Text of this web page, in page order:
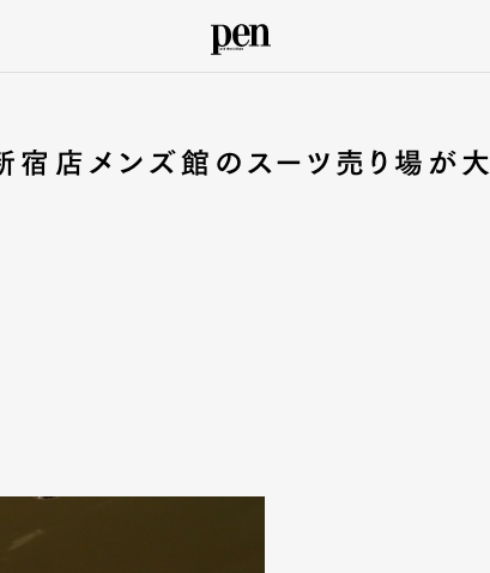
宿店メンズ館のスーツ売り場が大